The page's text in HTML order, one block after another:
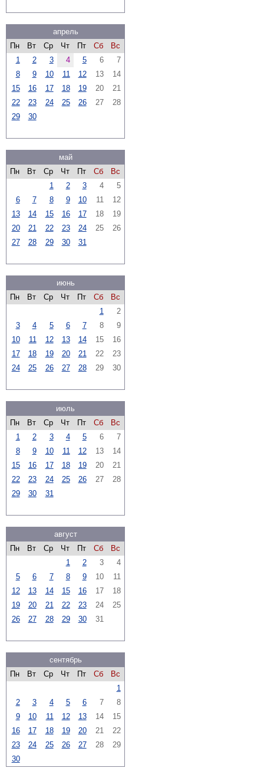
апрель
Пн
Вт Ср Чт Пт Сб
Вс
1
2 3 4 5 6
7
8
9 10 11 12 13
14
15
16 17 18 19 20
21
22
23 24 25 26 27
28
29
30
май
Пн
Вт Ср Чт Пт Сб
Вс
1
2 3 4
5
6
7 8 9 10 11
12
13
14 15 16 17 18
19
20
21 22 23 24 25
26
27
28 29 30 31
июнь
Пн
Вт Ср Чт Пт Сб
Вс
1
2
3
4 5 6 7 8
9
10
11 12 13 14 15
16
17
18 19 20 21 22
23
24
25 26 27 28 29 30
июль
Пн
Вт Ср Чт Пт Сб
Вс
1
2 3 4 5 6
7
8
9 10 11 12 13
14
15
16 17 18 19 20
21
22
23 24 25 26 27
28
29
30 31
август
Пн
Вт Ср Чт Пт Сб
Вс
1
2 3
4
5
6 7 8 9 10
11
12
13 14 15 16 17
18
19
20 21 22 23 24
25
26
27 28 29 30 31
сентябрь
Пн
Вт Ср Чт Пт Сб
Вс
1
2
3 4 5 6 7
8
9
10 11 12 13 14
15
16
17 18 19 20 21
22
23
24 25 26 27 28
29
30